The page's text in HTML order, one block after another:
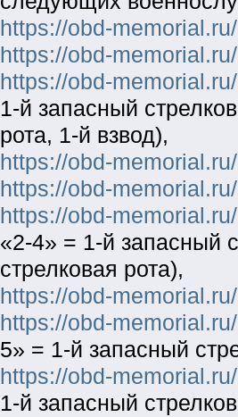
https://obd-
https://obd-
https://obd-
1-й запасный
рота, 1-й взвод),
https://obd-
https://obd-
https://obd-
«2-4» = 1-й запасный
стрелковая рота),
https://obd-
https://obd-
5» = 1-й запасный
https://obd-
1-й запасный